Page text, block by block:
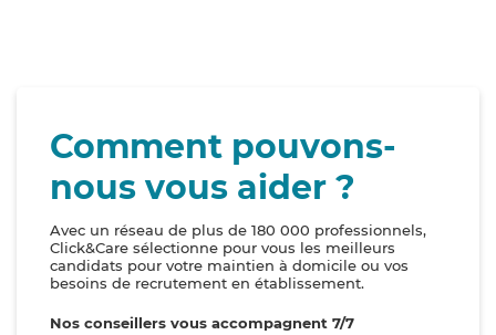
Comment pouvons-
nous vous aider ?
Avec un réseau de plus de 180 000 professionnels,
Click&Care sélectionne pour vous les meilleurs
candidats pour votre maintien à domicile ou vos
besoins de recrutement en établissement.
Nos conseillers vous accompagnent 7/7